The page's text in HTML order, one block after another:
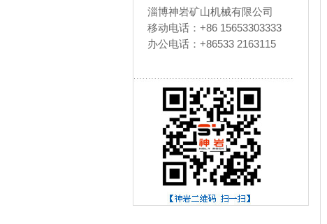
淄博神岩矿山机械有限公司
移动电话：+86 15653303333
办公电话：+86533 2163115